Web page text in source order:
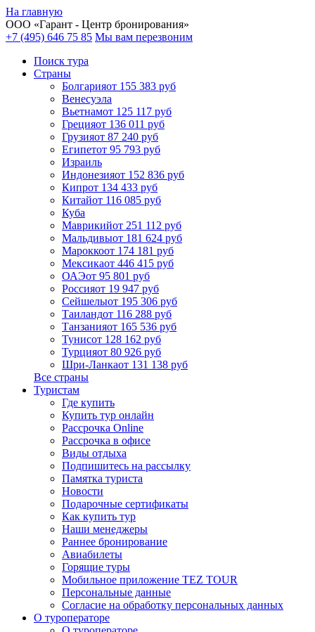
На главную
ООО «Гарант - Центр бронирования»
+7 (495) 646 75 85 Мы вам перезвоним
Поиск тура
Cтраны
Болгарияот 155 383 руб
Венесуэла
Вьетнамот 125 117 руб
Грецияот 136 011 руб
Грузияот 87 240 руб
Египетот 95 793 руб
Израиль
Индонезияот 152 836 руб
Кипрот 134 433 руб
Китайот 116 085 руб
Куба
Маврикийот 251 112 руб
Мальдивыот 181 624 руб
Мароккоот 174 181 руб
Мексикаот 446 415 руб
ОАЭот 95 801 руб
Россияот 19 947 руб
Сейшелыот 195 306 руб
Таиландот 116 288 руб
Танзанияот 165 536 руб
Тунисот 128 162 руб
Турцияот 80 926 руб
Шри-Ланкаот 131 138 руб
Все страны
Туристам
Где купить
Купить тур онлайн
Рассрочка Online
Рассрочка в офисе
Виды отдыха
Подпишитесь на рассылку
Памятка туриста
Новости
Подарочные сертификаты
Как купить тур
Наши менеджеры
Раннее бронирование
Авиабилеты
Горящие туры
Мобильное приложение TEZ TOUR
Персональные данные
Согласие на обработку персональных данных
О туроператоре